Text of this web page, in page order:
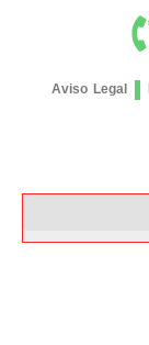
Aviso Legal